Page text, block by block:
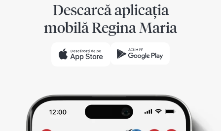
Descarcă aplicația
mobilă Regina Maria